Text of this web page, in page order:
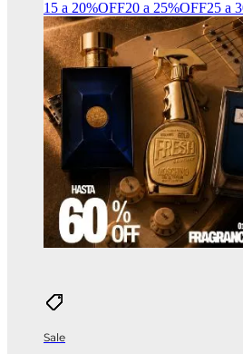
15 a 20%OFF20 a 25%OFF25 a
Sale